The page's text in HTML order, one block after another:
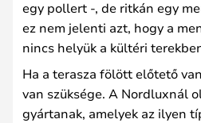
egy pollert -, de ritkán egy
ez nem jelenti azt, hogy a
nincs helyük a kültéri
Ha a terasza fölött előtető
van szüksége. A Nordluxnál
gyártanak, amelyek az ilyen